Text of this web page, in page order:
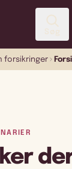
Søg
forsikringer